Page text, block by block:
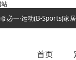
站
必一·运动(B-Sports)家居
首页